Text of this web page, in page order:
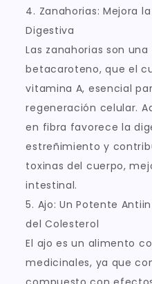
4. Zanahorias: Mejora
Digestiva
Las zanahorias son
betacaroteno, que el
vitamina A, esencial
regeneración celular.
en fibra favorece la
estreñimiento y
toxinas del cuerpo,
intestinal.
5. Ajo: Un Potente
del Colesterol
El ajo es un alimento
medicinales, ya que